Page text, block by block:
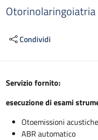
Otorinolaringoiatria
Condividi
Descrizione
Servizio fornito:
esecuzione di esami
Otoemissioni acustiche
ABR automatico